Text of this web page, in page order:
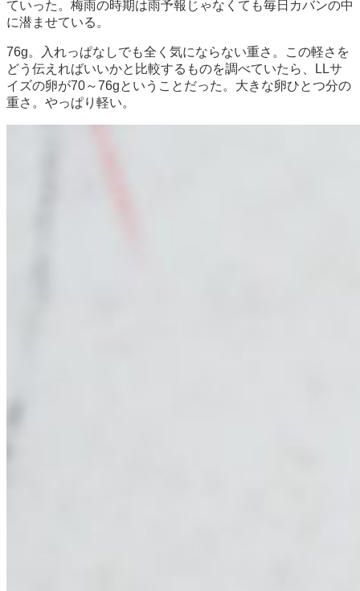
ていった。梅雨の時期は雨予報じゃなくても毎日カバンの中
に潜ませている。
76g。入れっぱなしでも全く気にならない重さ。この軽さを
どう伝えればいいかと比較するものを調べていたら、LLサ
イズの卵が70～76gということだった。大きな卵ひとつ分の
重さ。やっぱり軽い。